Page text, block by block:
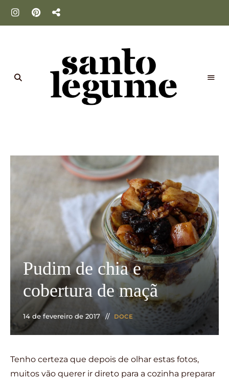
Legume
Pudim de chia e
cobertura de maçã
14 de fevereiro de 2017 DOCE
Tenho certeza que depois de olhar estas fotos,
muitos vão querer ir direto para a cozinha preparar